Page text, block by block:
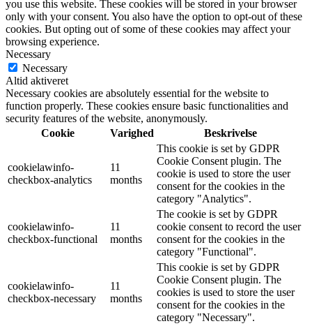
you use this website. These cookies will be stored in your browser
only with your consent. You also have the option to opt-out of these
cookies. But opting out of some of these cookies may affect your
browsing experience.
Necessary
Necessary
Altid aktiveret
Necessary cookies are absolutely essential for the website to
function properly. These cookies ensure basic functionalities and
security features of the website, anonymously.
Cookie
Varighed Beskrivelse
cookielawinfo-
checkbox-analytics
11
months
This cookie is set by GDPR
Cookie Consent plugin. The
cookie is used to store the user
consent for the cookies in the
category "Analytics".
cookielawinfo-
checkbox-functional
11
months
The cookie is set by GDPR
cookie consent to record the user
consent for the cookies in the
category "Functional".
cookielawinfo-
checkbox-necessary
11
months
This cookie is set by GDPR
Cookie Consent plugin. The
cookies is used to store the user
consent for the cookies in the
category "Necessary".